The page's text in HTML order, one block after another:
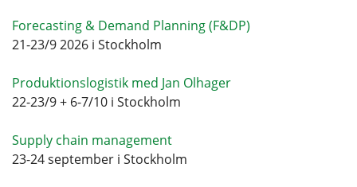
Forecasting & Demand Planning (F&DP)
21-23/9 2026 i Stockholm
Produktionslogistik med Jan Olhager
22-23/9 + 6-7/10 i Stockholm
Supply chain management
23-24 september i Stockholm